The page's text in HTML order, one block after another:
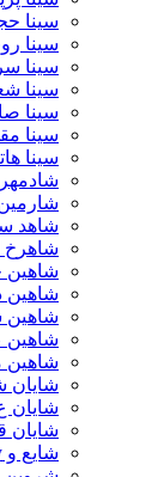
سینا
سینا
سینا
سینا
سینا
سینا
سینا
شاهد
شاهرخ
شاهین
شاهین
شاهین
شاهین
شایان
شایان ع
شایان
شایع و T-Dey